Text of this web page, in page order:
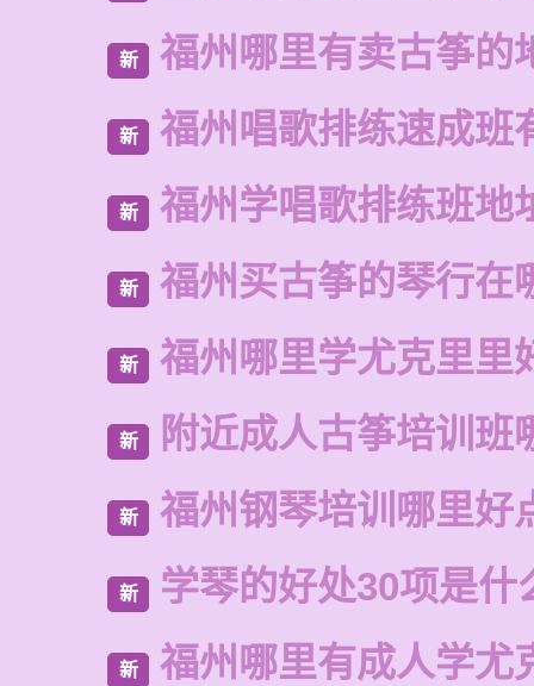
新 福州哪里有卖古筝的
新 福州唱歌排练速成班
新 福州学唱歌排练班地
新 福州买古筝的琴行在
新 福州哪里学尤克里里
新 附近成人古筝培训班
新 福州钢琴培训哪里好
新 学琴的好处30项是什
新 福州哪里有成人学尤